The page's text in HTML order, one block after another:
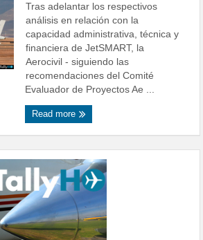
Tras adelantar los respectivos
análisis en relación con la
capacidad administrativa, técnica y
financiera de JetSMART, la
Aerocivil - siguiendo las
recomendaciones del Comité
Evaluador de Proyectos Ae ...
Read more